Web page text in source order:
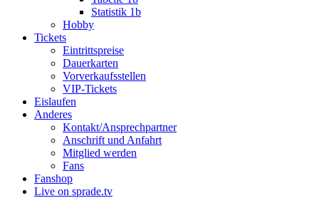
Statistik 1b
Hobby
Tickets
Eintrittspreise
Dauerkarten
Vorverkaufsstellen
VIP-Tickets
Eislaufen
Anderes
Kontakt/Ansprechpartner
Anschrift und Anfahrt
Mitglied werden
Fans
Fanshop
Live on sprade.tv